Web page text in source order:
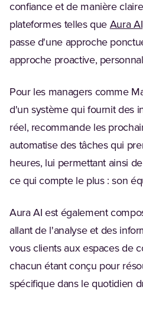
confiance et de manière
plateformes telles que Aura AI
passe d'une approche
approche proactive,
Pour les managers comme
d'un système qui fournit des
réel, recommande les
automatise des tâches qui
heures, lui permettant ainsi
ce qui compte le plus : son
Aura AI est également
allant de l'analyse et des
vous clients aux espaces de
chacun étant conçu pour
spécifique dans le quotidien